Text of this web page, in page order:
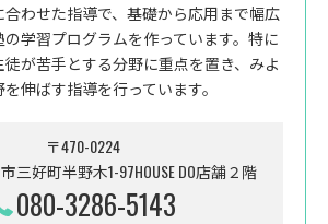
わせた指導で、基礎から応用まで幅広
の学習プログラムを作っています。特に
が苦手とする分野に重点を置き、みよ
伸ばす指導を行っています。
〒470-0224
三好町半野木1-97HOUSE DO店舗２階
080-3286-5143